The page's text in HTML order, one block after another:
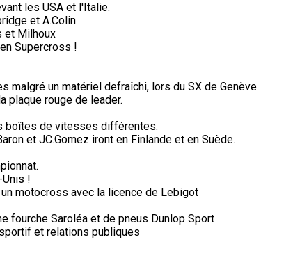
les USA et l'Italie.
et A.Colin
et Milhoux
Supercross !
malgré un matériel defraîchi, lors du SX de Genève
plaque rouge de leader.
boîtes de vitesses différentes.
et JC.Gomez iront en Finlande et en Suède.
!
motocross avec la licence de Lebigot
fourche Saroléa et de pneus Dunlop Sport
et relations publiques